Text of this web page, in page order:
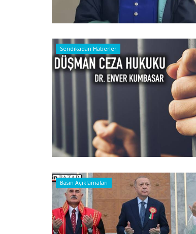
Sendikadan Haberler
Basın Açıklamaları